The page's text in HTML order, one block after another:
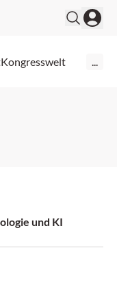
Kongresswelt
und KI